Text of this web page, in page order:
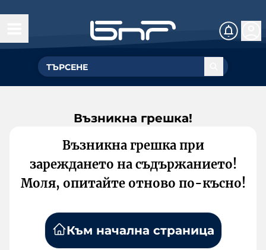
Възникна грешка!
Възникна грешка при
зареждането на съдържанието!
Моля, опитайте отново по-късно!
Към начална страница